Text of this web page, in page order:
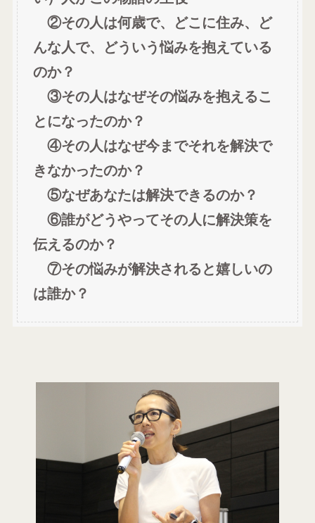
②その人は何歳で、どこに住み、ど
んな人で、どういう悩みを抱えている
のか？
③その人はなぜその悩みを抱えるこ
とになったのか？
④その人はなぜ今までそれを解決で
きなかったのか？
⑤なぜあなたは解決できるのか？
⑥誰がどうやってその人に解決策を
伝えるのか？
⑦その悩みが解決されると嬉しいの
は誰か？